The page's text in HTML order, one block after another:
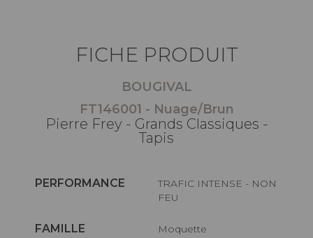
FICHE PRODUIT
BOUGIVAL
FT146001 - Nuage/Brun
Pierre Frey - Grands Classiques -
Tapis
PERFORMANCE
TRAFIC INTENSE - NON
FEU
FAMILLE Moquette